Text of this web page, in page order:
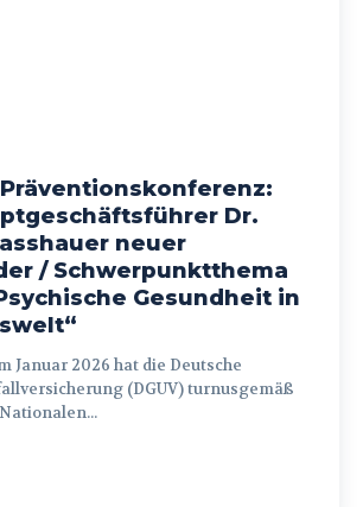
Dr.
neuer
/ Schwerpunktthema
Gesundheit in
(DGUV) turnusgemäß